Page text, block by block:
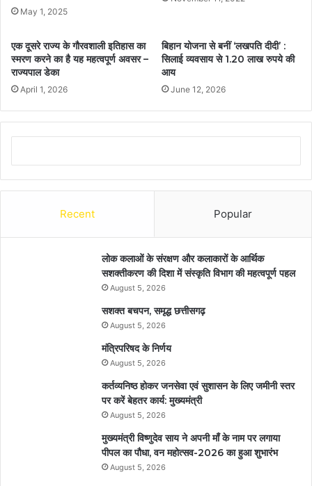
May 1, 2025
एक दूसरे राज्य के गौरवशाली इतिहास का
स्मरण करने का है यह महत्वपूर्ण अवसर –
राज्यपाल डेका
April 1, 2026
बिहान योजना से बनीं ‘लखपति दीदी’ :
सिलाई व्यवसाय से 1.20 लाख रुपये की
आय
June 12, 2026
Recent Popular
लोक कलाओं के संरक्षण और कलाकारों के आर्थिक
सशक्तीकरण की दिशा में संस्कृति विभाग की महत्वपूर्ण पहल
August 5, 2026
सशक्त बचपन, समृद्ध छत्तीसगढ़
August 5, 2026
मंत्रिपरिषद के निर्णय
August 5, 2026
कर्तव्यनिष्ठ होकर जनसेवा एवं सुशासन के लिए जमीनी स्तर
पर करें बेहतर कार्य: मुख्यमंत्री
August 5, 2026
मुख्यमंत्री विष्णुदेव साय ने अपनी माँ के नाम पर लगाया
पीपल का पौधा, वन महोत्सव-2026 का हुआ शुभारंभ
August 5, 2026